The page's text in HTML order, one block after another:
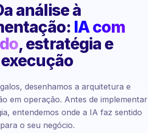
análise à
IA com
, estratégia e
execução
desenhamos a arquitetura e
em operação. Antes de implementar
entendemos onde a IA faz sentido
para o seu negócio.